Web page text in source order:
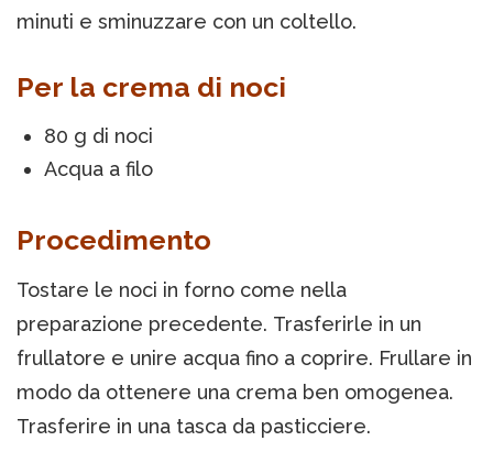
minuti e sminuzzare con un coltello.
Per la crema di noci
80 g di noci
Acqua a filo
Procedimento
Tostare le noci in forno come nella
preparazione precedente. Trasferirle in un
frullatore e unire acqua fino a coprire. Frullare in
modo da ottenere una crema ben omogenea.
Trasferire in una tasca da pasticciere.